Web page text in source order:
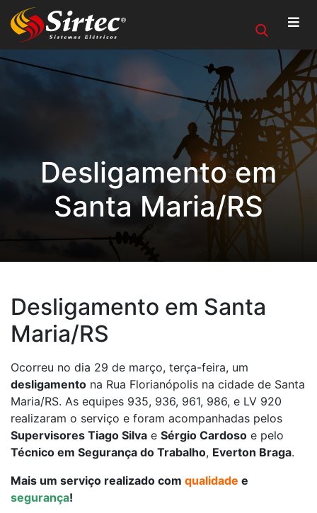
Desligamento em
Santa Maria/RS
Desligamento em Santa
Maria/RS
Ocorreu no dia 29 de março, terça-feira, um
desligamento na Rua Florianópolis na cidade de Santa
Maria/RS. As equipes 935, 936, 961, 986, e LV 920
realizaram o serviço e foram acompanhadas pelos
Supervisores Tiago Silva e Sérgio Cardoso e pelo
Técnico em Segurança do Trabalho, Everton Braga.
Mais um serviço realizado com qualidade e
segurança!